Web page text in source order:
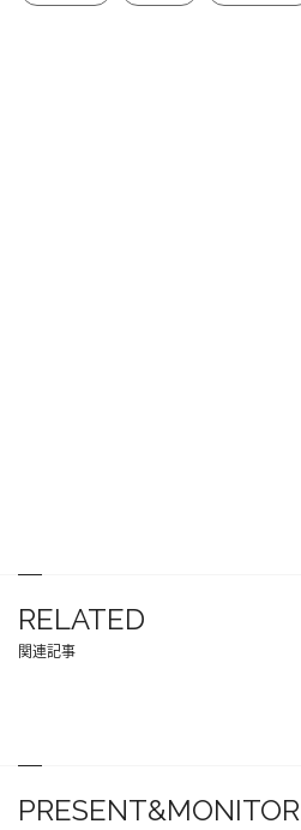
RELATED
関連記事
PRESENT&MONITOR